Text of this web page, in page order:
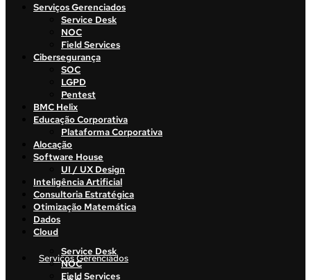
Serviços Gerenciados
Service Desk
NOC
Field Services
Cibersegurança
SOC
LGPD
Pentest
BMC Helix
Educação Corporativa
Plataforma Corporativa
Alocação
Software House
UI / UX Design
Inteligência Artificial
Consultoria Estratégica
Otimização Matemática
Dados
Cloud
Serviços Gerenciados
Service Desk
NOC
Field Services